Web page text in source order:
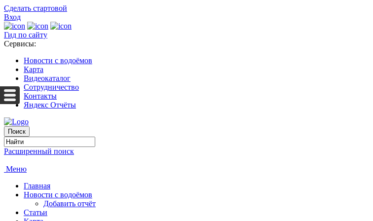
Сделать стартовой
Вход
Гид по сайту
Сервисы:
Новости с водоёмов
Карта
Видеокаталог
Сотрудничество
Контакты
Яндекс Отчёты
Расширенный поиск
Меню
Главная
Новости с водоёмов
Добавить отчёт
Статьи